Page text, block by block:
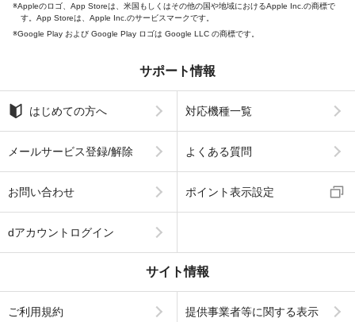
Appleのロゴ、App Storeは、米国もしくはその他の国や地域におけるApple Inc.の商標で
す。App Storeは、Apple Inc.のサービスマークです。
Google Play および Google Play ロゴは Google LLC の商標です。
サポート情報
はじめての方へ 対応機種一覧
メールサービス登録/解除 よくある質問
お問い合わせ ポイント表示設定
dアカウントログイン
サイト情報
ご利用規約 提供事業者等に関する表示